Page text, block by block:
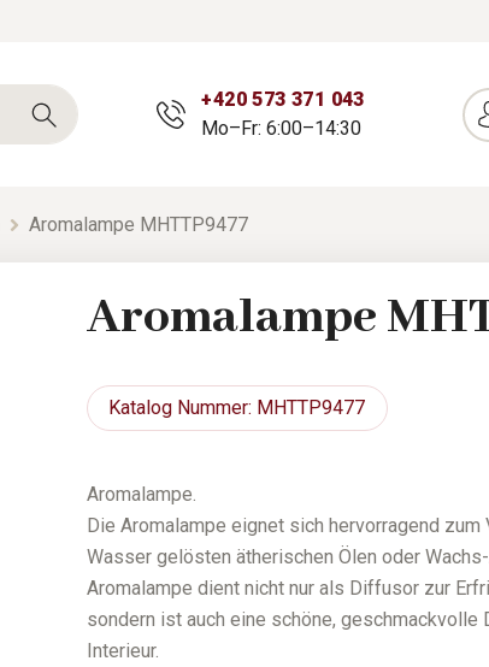
+420 573 371 043
Mo–Fr: 6:00–14:30
Aromalampe MHTTP9477
Aromalampe
Katalog Nummer: MHTTP9477
Aromalampe.
Die Aromalampe eignet sich hervorragend zum
Wasser gelösten ätherischen Ölen oder
Aromalampe dient nicht nur als Diffusor zur
sondern ist auch eine schöne, geschmackvolle
Interieur.